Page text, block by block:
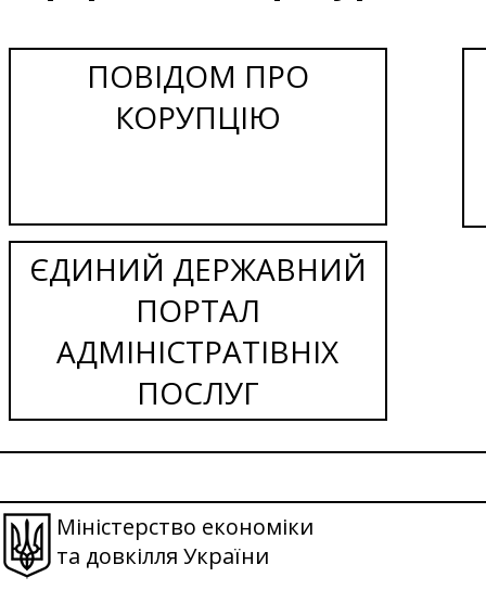
ПОВІДОМ ПРО
КОРУПЦІЮ
ЄДИНИЙ ДЕРЖАВНИЙ
ПОРТАЛ
АДМІНІСТРАТІВНІХ
ПОСЛУГ
Міністерство економіки
та довкілля України